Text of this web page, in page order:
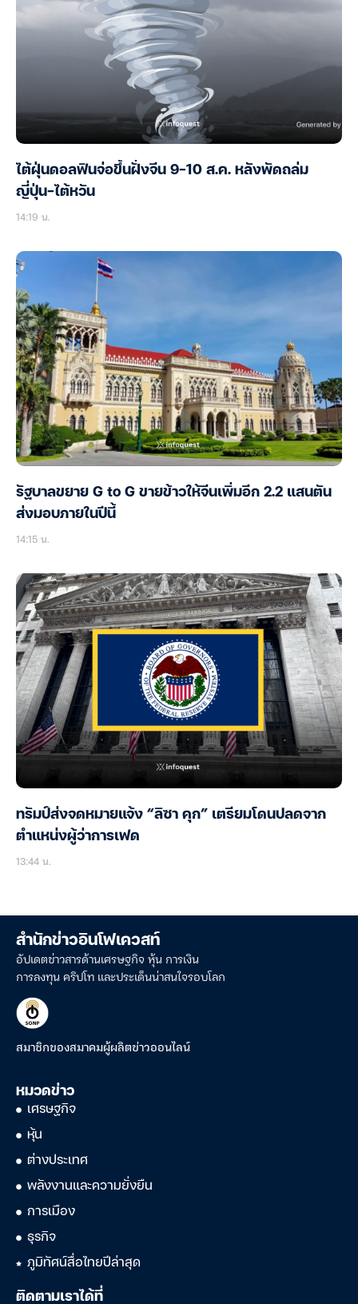
ไต้ฝุ่นดอลฟินจ่อขึ้นฝั่งจีน 9-10 ส.ค. หลังพัดถล่ม
ญี่ปุ่น-ไต้หวัน
14:19 น.
รัฐบาลขยาย G to G ขายข้าวให้จีนเพิ่มอีก 2.2 แสนตัน
ส่งมอบภายในปีนี้
14:15 น.
ทรัมป์ส่งจดหมายแจ้ง “ลิซา คุก” เตรียมโดนปลดจาก
ตำแหน่งผู้ว่าการเฟด
13:44 น.
สำนักข่าวอินโฟเควสท์
อัปเดตข่าวสารด้านเศรษฐกิจ หุ้น การเงิน
การลงทุน คริปโท และประเด็นน่าสนใจรอบโลก
สมาชิกของสมาคมผู้ผลิตข่าวออนไลน์
หมวดข่าว
เศรษฐกิจ
หุ้น
ต่างประเทศ
พลังงานและความยั่งยืน
การเมือง
ธุรกิจ
ภูมิทัศน์สื่อไทยปีล่าสุด
ติดตามเราได้ที่